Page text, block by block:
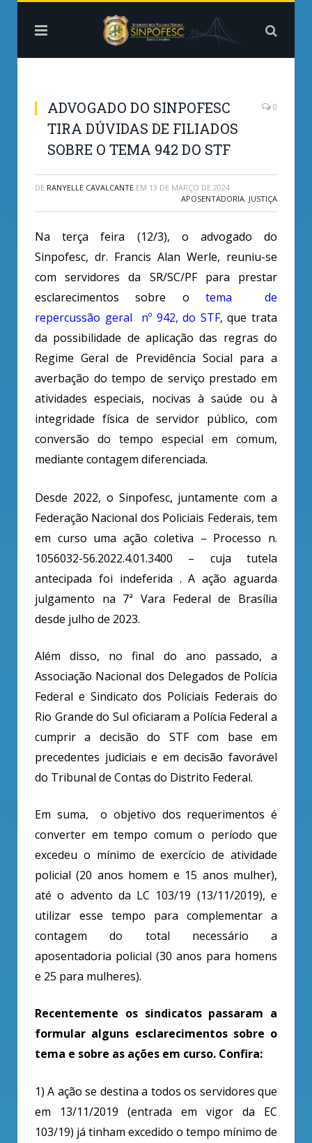
ADVOGADO DO SINPOFESC
TIRA DÚVIDAS DE FILIADOS
SOBRE O TEMA 942 DO STF
0
DE RANYELLE CAVALCANTE EM 13 DE MARÇO DE 2024
APOSENTADORIA, JUSTIÇA
Na terça feira (12/3), o advogado do
Sinpofesc, dr. Francis Alan Werle, reuniu-se
com servidores da SR/SC/PF para prestar
esclarecimentos sobre o tema de
repercussão geral nº 942, do STF, que trata
da possibilidade de aplicação das regras do
Regime Geral de Previdência Social para a
averbação do tempo de serviço prestado em
atividades especiais, nocivas à saúde ou à
integridade física de servidor público, com
conversão do tempo especial em comum,
mediante contagem diferenciada.
Desde 2022, o Sinpofesc, juntamente com a
Federação Nacional dos Policiais Federais, tem
em curso uma ação coletiva – Processo n.
1056032-56.2022.4.01.3400 – cuja tutela
antecipada foi indeferida . A ação aguarda
julgamento na 7ª Vara Federal de Brasília
desde julho de 2023.
Além disso, no final do ano passado, a
Associação Nacional dos Delegados de Polícia
Federal e Sindicato dos Policiais Federais do
Rio Grande do Sul oficiaram a Polícia Federal a
cumprir a decisão do STF com base em
precedentes judiciais e em decisão favorável
do Tribunal de Contas do Distrito Federal.
Em suma, o objetivo dos requerimentos é
converter em tempo comum o período que
excedeu o mínimo de exercício de atividade
policial (20 anos homem e 15 anos mulher),
até o advento da LC 103/19 (13/11/2019), e
utilizar esse tempo para complementar a
contagem do total necessário a
aposentadoria policial (30 anos para homens
e 25 para mulheres).
Recentemente os sindicatos passaram a
formular alguns esclarecimentos sobre o
tema e sobre as ações em curso. Confira:
1) A ação se destina a todos os servidores que
em 13/11/2019 (entrada em vigor da EC
103/19) já tinham excedido o tempo mínimo de